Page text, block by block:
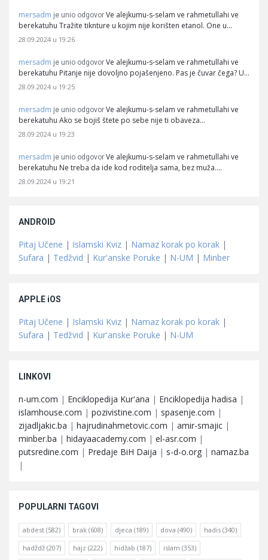
mersadm je unio odgovor Ve alejkumu-s-selam ve rahmetullahi ve
berekatuhu Tražite tiknture u kojim nije korišten etanol. One u…
28.09.2024 u 19:26
mersadm je unio odgovor Ve alejkumu-s-selam ve rahmetullahi ve
berekatuhu Pitanje nije dovoljno pojašenjeno. Pas je čuvar čega? U…
28.09.2024 u 19:25
mersadm je unio odgovor Ve alejkumu-s-selam ve rahmetullahi ve
berekatuhu Ako se bojiš štete po sebe nije ti obaveza…
28.09.2024 u 19:23
mersadm je unio odgovor Ve alejkumu-s-selam ve rahmetullahi ve
berekatuhu Ne treba da ide kod roditelja sama, bez muža.…
28.09.2024 u 19:21
ANDROID
Pitaj Učene | Islamski Kviz | Namaz korak po korak |
Sufara | Tedžvid | Kur'anske Poruke | N-UM | Minber
APPLE iOS
Pitaj Učene | Islamski Kviz | Namaz korak po korak |
Sufara | Tedžvid | Kur'anske Poruke | N-UM
LINKOVI
n-um.com | Enciklopedija Kur'ana | Enciklopedija hadisa |
islamhouse.com | pozivistine.com | spasenje.com |
zijadljakic.ba | hajrudinahmetovic.com | amir-smajic |
minber.ba | hidayaacademy.com | el-asr.com |
putsredine.com | Predaje BiH Daija | s-d-o.org | namaz.ba
|
POPULARNI TAGOVI
abdest (582) brak (608) djeca (189) dova (490) hadis (340)
hadždž (207) hajz (222) hidžab (187) islam (353)